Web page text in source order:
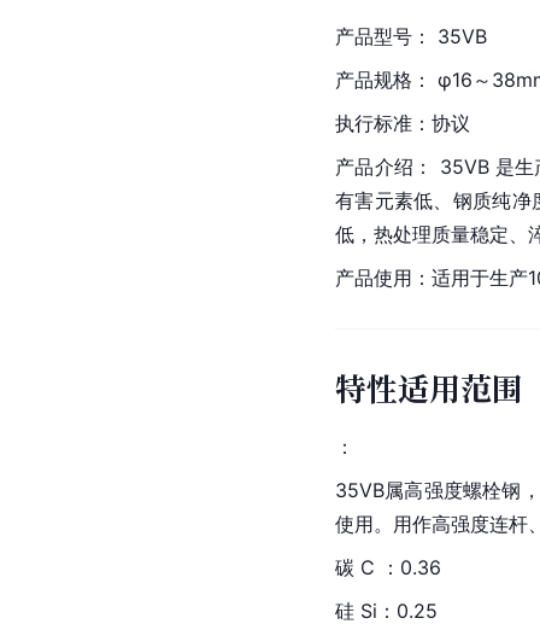
产品型号： 35VB
产品规格： φ16～
执行标准：协议
产品介绍： 35VB 是
有害元素低、钢质纯净
低，热处理质量稳定、
产品使用：适用于生产
特性适用范围
：
35VB属高强度螺栓钢
使用。用作高强度连杆
碳 C ：0.36
硅 Si：0.25